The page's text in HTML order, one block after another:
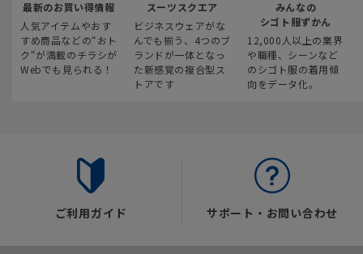
最新のお買い得情報
人気アイテムやおす
すめ商品などの“おト
ク“が満載のチラシが
Webでも見られる！
スーツスクエア
ビジネスウェアがな
んでも揃う、4つのブ
ランドが一体となっ
た新感覚の複合型ス
トアです
みんなの
シゴト服ずかん
12,000人以上の業界
や職種、シーンなど
のシゴト服の着用傾
向をデータ化。
ご利用ガイド サポート・お問い合わせ